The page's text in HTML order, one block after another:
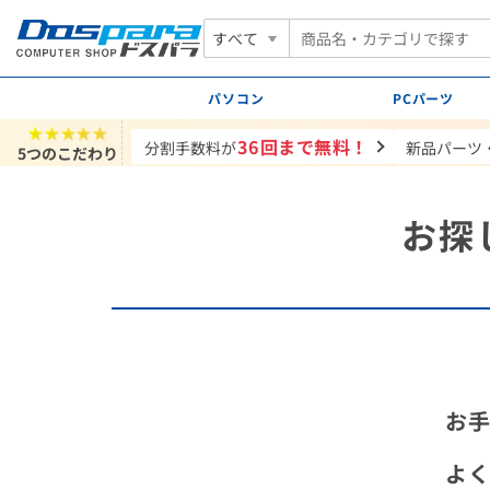
すべて
パソコン PCパーツ
★★★★★
5つのこだわり
分割手数料が36回まで無料！ 新品パーツ
お探
お
よ